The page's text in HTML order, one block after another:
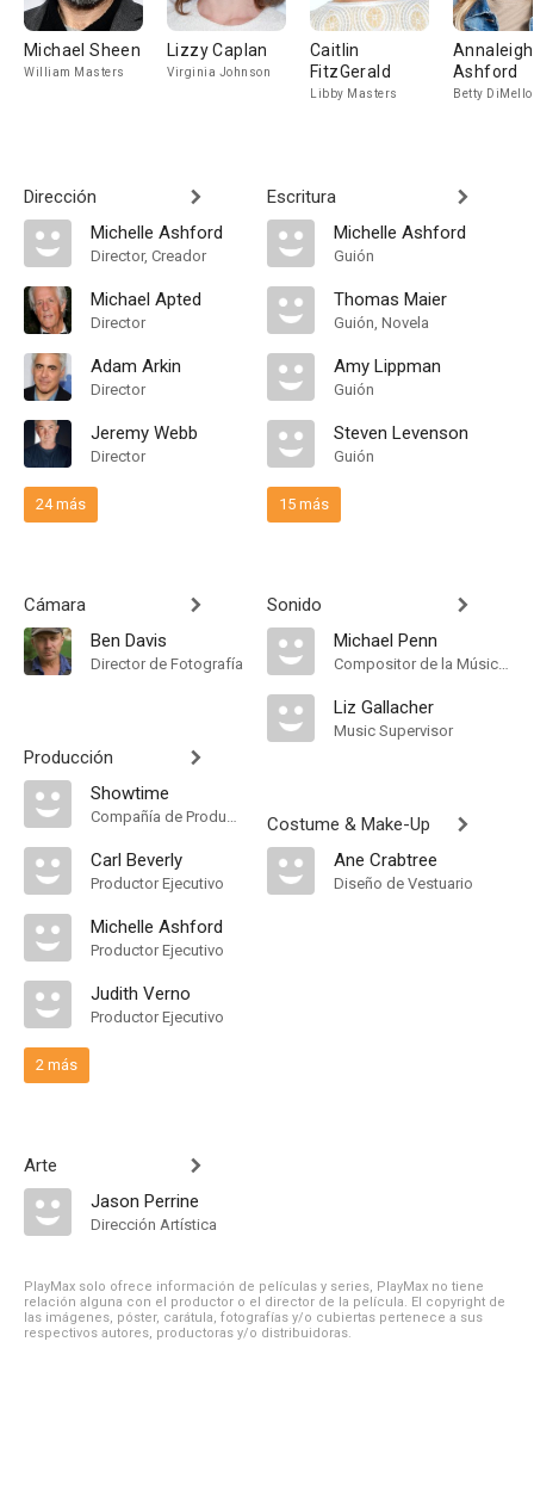
Michael Sheen
William Masters
Lizzy Caplan
Virginia Johnson
Caitlin
FitzGerald
Libby Masters
Annaleigh
Ashford
Betty DiMello
Dirección
Michelle Ashford
Director, Creador
Michael Apted
Director
Adam Arkin
Director
Jeremy Webb
Director
24 más
Cámara
Ben Davis
Director de Fotografía
Producción
Showtime
Compañía de Produccion
Carl Beverly
Productor Ejecutivo
Michelle Ashford
Productor Ejecutivo
Judith Verno
Productor Ejecutivo
2 más
Arte
Jason Perrine
Dirección Artística
Escritura
Michelle Ashford
Guión
Thomas Maier
Guión, Novela
Amy Lippman
Guión
Steven Levenson
Guión
15 más
Sonido
Michael Penn
Compositor de la Música Original
Liz Gallacher
Music Supervisor
Costume & Make-Up
Ane Crabtree
Diseño de Vestuario
PlayMax solo ofrece información de películas y series, PlayMax no tiene
relación alguna con el productor o el director de la película. El copyright de
las imágenes, póster, carátula, fotografías y/o cubiertas pertenece a sus
respectivos autores, productoras y/o distribuidoras.